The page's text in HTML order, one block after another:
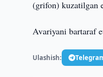
(grifon) kuzatilgan
Avariyani bartaraf
Ulashish: